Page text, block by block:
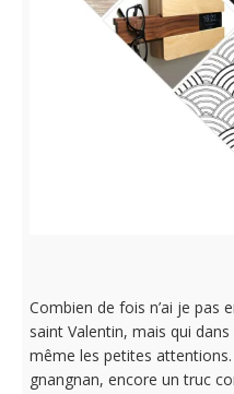
Combien de fois n’ai je pas
saint Valentin, mais qui
même les petites attentions.
gnangnan, encore un truc